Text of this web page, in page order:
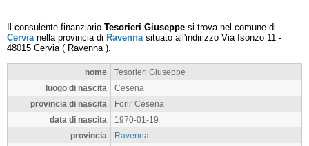
Il consulente finanziario Tesorieri Giuseppe si trova nel comune di
Cervianella provincia di Ravennasituato all'indirizzo Via Isonzo 11 -
48015 Cervia( Ravenna).
nome
Tesorieri Giuseppe
luogo di nascita
Cesena
provincia di nascita
Forli' Cesena
data di nascita
1970-01-19
provincia
Ravenna